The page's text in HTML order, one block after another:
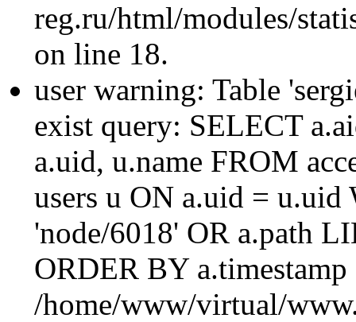
reg.ru/html/modules/
on line 18.
user warning: Table
exist query: SELECT
a.uid, u.name FROM
users u ON a.uid = u.uid
'node/6018' OR a.path
ORDER BY
/home/www/virtual/